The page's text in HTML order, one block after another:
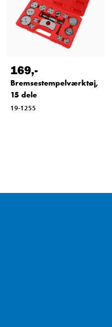
169,-
Bremsestempelværktøj,
15 dele
19-1255